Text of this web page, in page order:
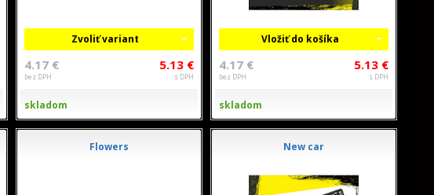
Zvoliť variant
4.17 €
bez DPH
5.13 €
s DPH
skladom
Vložiť do košíka
4.17 €
bez DPH
5.13 €
s DPH
skladom
Flowers New car